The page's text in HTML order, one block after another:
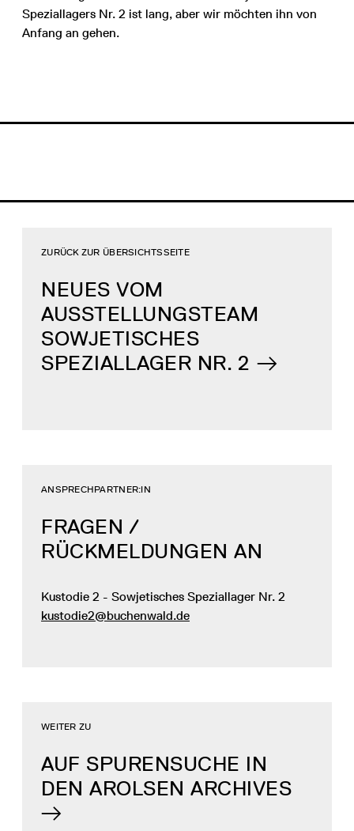
Speziallagers Nr. 2 ist lang, aber wir möchten ihn von
Anfang an gehen.
NEUES VOM
AUSSTELLUNGSTEAM
SOWJETISCHES
SPEZIALLAGER NR. 2
ZURÜCK ZUR ÜBERSICHTSSEITE
FRAGEN /
RÜCKMELDUNGEN AN
ANSPRECHPARTNER:IN
Kustodie 2 - Sowjetisches Speziallager Nr. 2
kustodie2@buchenwald.de
AUF SPURENSUCHE IN
DEN AROLSEN ARCHIVES
WEITER ZU